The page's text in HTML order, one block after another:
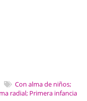
Con alma de niños;
radial; Primera infancia